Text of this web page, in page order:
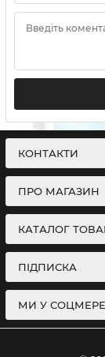
Введіть
КОНТАКТИ
ПРО МАГАЗИН
КАТАЛОГ
ПІДПИСКА
МИ У